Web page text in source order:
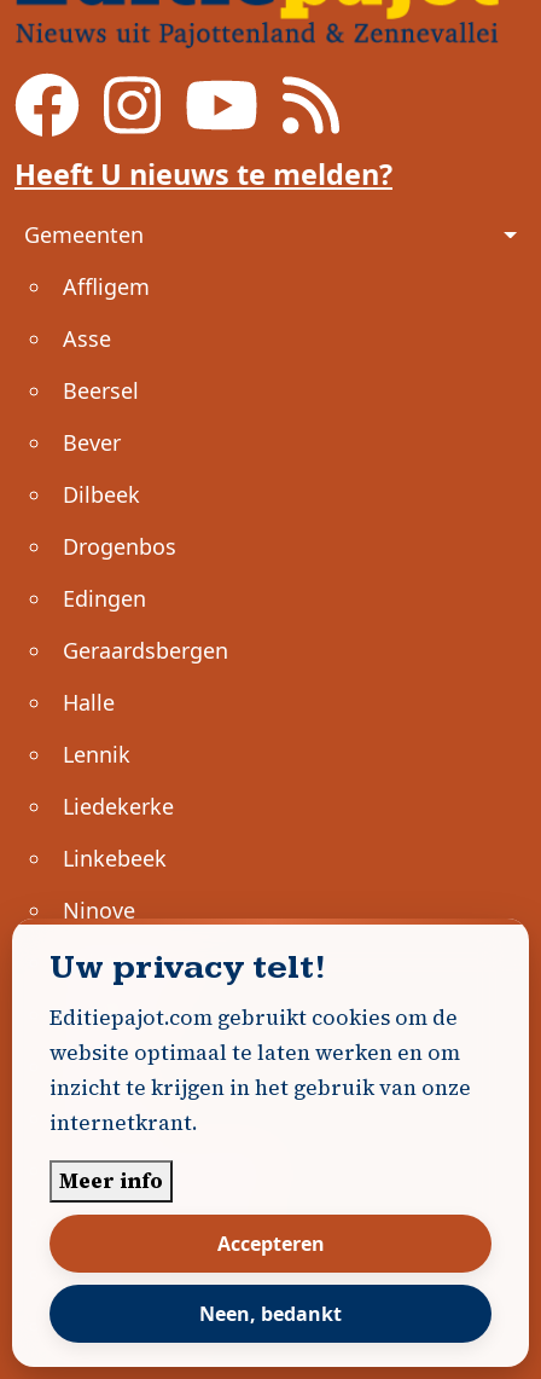
Heeft U nieuws te melden?
Voet
Gemeenten
Affligem
Asse
Beersel
Bever
Dilbeek
Drogenbos
Edingen
Geraardsbergen
Halle
Lennik
Liedekerke
Linkebeek
Ninove
Pajottegem
Pepingen
Regio
Roosdaal
Sint-Genesius-Rode
Sint-Pieters-Leeuw
Ternat
Uw privacy telt!
Editiepajot.com gebruikt cookies om de
website optimaal te laten werken en om
inzicht te krijgen in het gebruik van onze
internetkrant.
Meer info
Accepteren
Neen, bedankt